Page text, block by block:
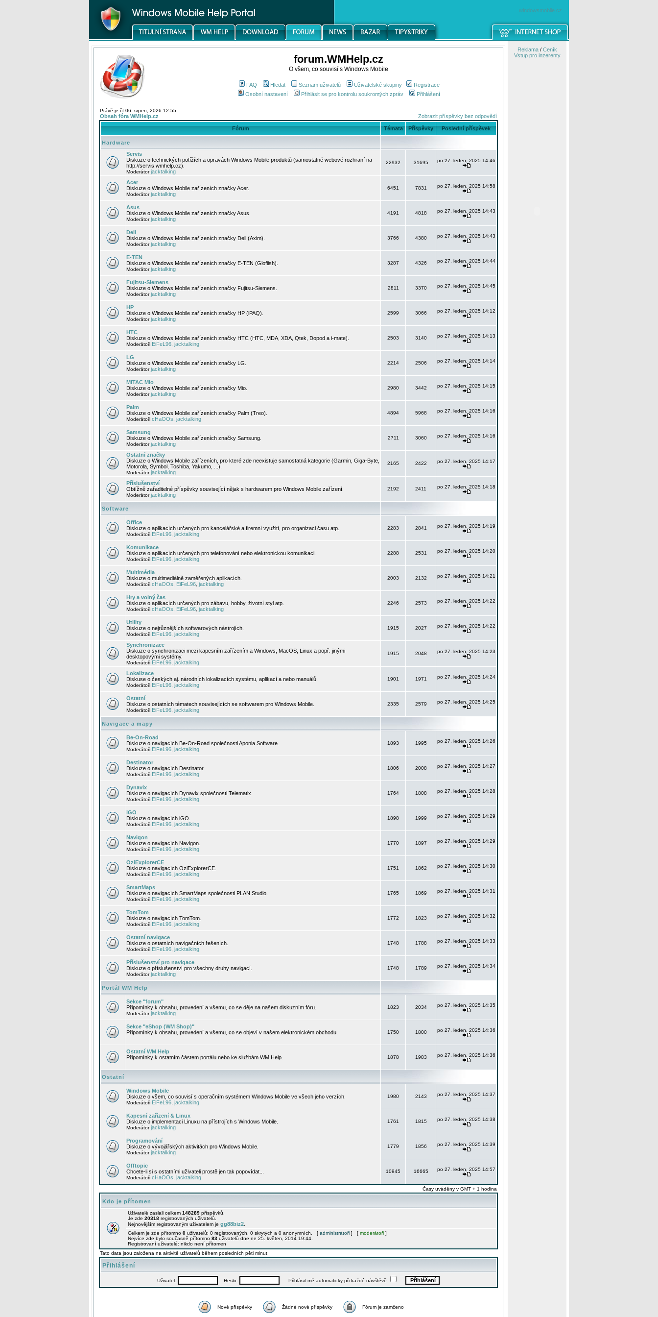
windowsmobile.cz
forum.WMHelp.cz
O všem, co souvisí s Windows Mobile
FAQ Hledat Seznam uživatelů Uživatelské skupiny
Registrace
Osobní nastavení
Přihlásit se pro kontrolu soukromých zpráv Přihlášení
Právě je čt 06. srpen, 2026 12:55
Obsah fóra WMHelp.cz Zobrazit příspěvky bez odpovědí
Fórum Témata Příspěvky Poslední příspěvek
Hardware
Servis
Diskuze o technických potížích a opravách Windows Mobile produktů (samostatné webové rozhraní na
http://servis.wmhelp.cz).
Moderátorjacktalking
22932 31695 po 27. leden, 2025 14:46
Acer
Diskuze o Windows Mobile zařízeních značky Acer.
Moderátorjacktalking
6451 7831 po 27. leden, 2025 14:58
Asus
Diskuze o Windows Mobile zařízeních značky Asus.
Moderátorjacktalking
4191 4818 po 27. leden, 2025 14:43
Dell
Diskuze o Windows Mobile zařízeních značky Dell (Axim).
Moderátorjacktalking
3766 4380 po 27. leden, 2025 14:43
E-TEN
Diskuze o Windows Mobile zařízeních značky E-TEN (Glofiish).
Moderátorjacktalking
3287 4326 po 27. leden, 2025 14:44
Fujitsu-Siemens
Diskuze o Windows Mobile zařízeních značky Fujitsu-Siemens.
Moderátorjacktalking
2811 3370 po 27. leden, 2025 14:45
HP
Diskuze o Windows Mobile zařízeních značky HP (iPAQ).
Moderátorjacktalking
2599 3066 po 27. leden, 2025 14:12
HTC
Diskuze o Windows Mobile zařízeních značky HTC (HTC, MDA, XDA, Qtek, Dopod a i-mate).
Moderátoři EiFeL96 jacktalking
2503 3140 po 27. leden, 2025 14:13
LG
Diskuze o Windows Mobile zařízeních značky LG.
Moderátorjacktalking
2214 2506 po 27. leden, 2025 14:14
MiTAC Mio
Diskuze o Windows Mobile zařízeních značky Mio.
Moderátorjacktalking
2980 3442 po 27. leden, 2025 14:15
Palm
Diskuze o Windows Mobile zařízeních značky Palm (Treo).
Moderátoři cHaOOs jacktalking
4894 5968 po 27. leden, 2025 14:16
Samsung
Diskuze o Windows Mobile zařízeních značky Samsung.
Moderátorjacktalking
2711 3060 po 27. leden, 2025 14:16
Ostatní značky
Diskuze o Windows Mobile zařízeních, pro které zde neexistuje samostatná kategorie (Garmin, Giga-Byte,
Motorola, Symbol, Toshiba, Yakumo, ...).
Moderátorjacktalking
2165 2422 po 27. leden, 2025 14:17
Příslušenství
Obtížně zařaditelné příspěvky související nějak s hardwarem pro Windows Mobile zařízení.
Moderátorjacktalking
2192 2411 po 27. leden, 2025 14:18
Software
Office
Diskuze o aplikacích určených pro kancelářské a firemní využití, pro organizaci času atp.
Moderátoři EiFeL96 jacktalking
2283 2841 po 27. leden, 2025 14:19
Komunikace
Diskuze o aplikacích určených pro telefonování nebo elektronickou komunikaci.
Moderátoři EiFeL96 jacktalking
2288 2531 po 27. leden, 2025 14:20
Multimédia
Diskuze o multimediálně zaměřených aplikacích.
Moderátoři cHaOOs EiFeL96 jacktalking
2003 2132 po 27. leden, 2025 14:21
Hry a volný čas
Diskuze o aplikacích určených pro zábavu, hobby, životní styl atp.
Moderátoři cHaOOs EiFeL96 jacktalking
2246 2573 po 27. leden, 2025 14:22
Utility
Diskuze o nejrůznějších softwarových nástrojích.
Moderátoři EiFeL96 jacktalking
1915 2027 po 27. leden, 2025 14:22
Synchronizace
Diskuze o synchronizaci mezi kapesním zařízením a Windows, MacOS, Linux a popř. jinými
desktopovými systémy.
Moderátoři EiFeL96 jacktalking
1915 2048 po 27. leden, 2025 14:23
Lokalizace
Diskuse o českých aj. národních lokalizacích systému, aplikací a nebo manuálů.
Moderátoři EiFeL96 jacktalking
1901 1971 po 27. leden, 2025 14:24
Ostatní
Diskuze o ostatních tématech souvisejících se softwarem pro Windows Mobile.
Moderátoři EiFeL96 jacktalking
2335 2579 po 27. leden, 2025 14:25
Navigace a mapy
Be-On-Road
Diskuze o navigacích Be-On-Road společnosti Aponia Software.
Moderátoři EiFeL96 jacktalking
1893 1995 po 27. leden, 2025 14:26
Destinator
Diskuze o navigacích Destinator.
Moderátoři EiFeL96 jacktalking
1806 2008 po 27. leden, 2025 14:27
Dynavix
Diskuze o navigacích Dynavix společnosti Telematix.
Moderátoři EiFeL96 jacktalking
1764 1808 po 27. leden, 2025 14:28
iGO
Diskuze o navigacích iGO.
Moderátoři EiFeL96 jacktalking
1898 1999 po 27. leden, 2025 14:29
Navigon
Diskuze o navigacích Navigon.
Moderátoři EiFeL96 jacktalking
1770 1897 po 27. leden, 2025 14:29
OziExplorerCE
Diskuze o navigacích OziExplorerCE.
Moderátoři EiFeL96 jacktalking
1751 1862 po 27. leden, 2025 14:30
SmartMaps
Diskuze o navigacích SmartMaps společnosti PLAN Studio.
Moderátoři EiFeL96 jacktalking
1765 1869 po 27. leden, 2025 14:31
TomTom
Diskuze o navigacích TomTom.
Moderátoři EiFeL96 jacktalking
1772 1823 po 27. leden, 2025 14:32
Ostatní navigace
Diskuze o ostatních navigačních řešeních.
Moderátoři EiFeL96 jacktalking
1748 1788 po 27. leden, 2025 14:33
Příslušenství pro navigace
Diskuze o příslušenství pro všechny druhy navigací.
Moderátorjacktalking
1748 1789 po 27. leden, 2025 14:34
Portál WM Help
Sekce "forum"
Připomínky k obsahu, provedení a všemu, co se děje na našem diskuzním fóru.
Moderátorjacktalking
1823 2034 po 27. leden, 2025 14:35
Sekce "eShop (WM Shop)"
Připomínky k obsahu, provedení a všemu, co se objeví v našem elektronickém obchodu.
1750 1800 po 27. leden, 2025 14:36
Ostatní WM Help
Připomínky k ostatním částem portálu nebo ke službám WM Help.
1878 1983 po 27. leden, 2025 14:36
Ostatní
Windows Mobile
Diskuze o všem, co souvisí s operačním systémem Windows Mobile ve všech jeho verzích.
Moderátoři EiFeL96 jacktalking
1980 2143 po 27. leden, 2025 14:37
Kapesní zařízení & Linux
Diskuze o implementaci Linuxu na přístrojích s Windows Mobile.
Moderátorjacktalking
1761 1815 po 27. leden, 2025 14:38
Programování
Diskuze o vývojářských aktivitách pro Windows Mobile.
Moderátorjacktalking
1779 1856 po 27. leden, 2025 14:39
Offtopic
Chcete-li si s ostatními uživateli prostě jen tak popovídat...
Moderátoři cHaOOs jacktalking
10945 16665 po 27. leden, 2025 14:57
Časy uváděny v GMT + 1 hodina
Kdo je přítomen
Uživatelé zaslali celkem 148289 příspěvků.
Je zde 20318 registrovaných uživatelů.
Nejnovějším registrovaným uživatelem je gg88biz2
Celkem je zde přítomno 0 uživatelů: 0 registrovaných, 0 skrytých a 0 anonymních. [ administrátoři ] [ moderátoři ]
Nejvíce zde bylo současně přítomno 83 uživatelů dne ne 25. květen, 2014 19:44.
Registrovaní uživatelé: nikdo není přítomen
Tato data jsou založena na aktivitě uživatelů během posledních pěti minut
Přihlášení
Uživatel: Heslo: Přihlásit mě automaticky při každé návštěvě
Nové příspěvky Žádné nové příspěvky Fórum je zamčeno
Reklama/ Ceník
Vstup pro inzerenty